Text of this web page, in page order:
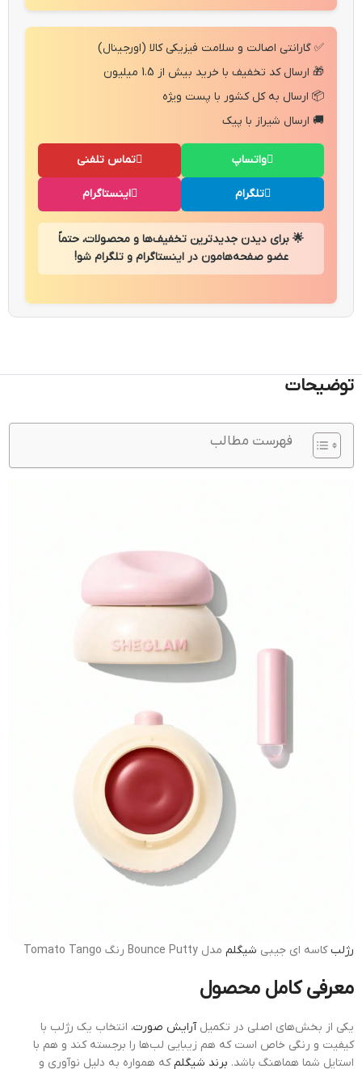
✅ گارانتی اصالت و سلامت فیزیکی کالا (اورجینال)
🎁 ارسال کد تخفیف با خرید بیش از 1.5 میلیون
📦 ارسال به کل کشور با پست ویژه
🚚 ارسال شیراز با پیک
تماس تلفنی واتساپ
اینستاگرام تلگرام
🌟 برای دیدن جدیدترین تخفیف‌ها و محصولات، حتماً
عضو صفحه‌هامون در اینستاگرام و تلگرام شو!
توضیحات
فهرست مطالب
رژلبکاسه ای جیبی شیگلم مدل Bounce Putty رنگ Tomato Tango
معرفی کامل محصول
یکی از بخش‌های اصلی در تکمیلآرایش صورت، انتخاب یک رژلب با
کیفیت و رنگی خاص است که هم زیبایی لب‌ها را برجسته کند و هم با
استایل شما هماهنگ باشد. برند شیگلمکه همواره به دلیل نوآوری و